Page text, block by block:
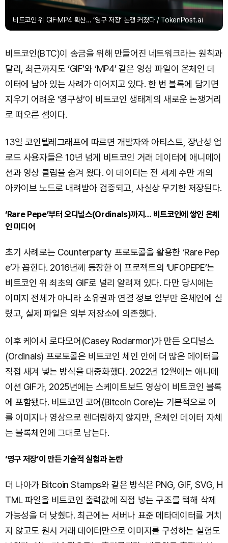
비트코인 위 GIF·MP4 확산… ‘영구 저장’ 논쟁 커졌다 / TokenPost.ai
비트코인(BTC)이 송금을 위해 만들어진 네트워크라는 원칙과
달리, 최근까지도 ‘GIF’와 ‘MP4’ 같은 영상 파일이 온체인 데
이터에 남아 있는 사례가 이어지고 있다. 한 번 블록에 담기면
지우기 어려운 ‘영구성’이 비트코인 생태계의 새로운 논쟁거리
로 떠오른 셈이다.
13일 코인텔레그래프에 따르면 개발자와 아티스트, 장난성 업
로드 사용자들은 10년 넘게 비트코인 거래 데이터에 애니메이
션과 영상 클립을 숨겨 왔다. 이 데이터는 전 세계 수만 개의
아카이브 노드로 내려받아 검증되고, 사실상 무기한 저장된다.
‘Rare Pepe’부터 오디널스(Ordinals)까지… 비트코인에 쌓인 온체
인 미디어
초기 사례로는 Counterparty 프로토콜을 활용한 ‘Rare Pep
e’가 꼽힌다. 2016년께 등장한 이 프로젝트의 ‘UFOPEPE’는
비트코인 위 최초의 GIF로 널리 알려져 있다. 다만 당시에는
이미지 전체가 아니라 소유권과 연결 정보 일부만 온체인에 실
렸고, 실제 파일은 외부 저장소에 의존했다.
이후 케이시 로다모어(Casey Rodarmor)가 만든 오디널스
(Ordinals) 프로토콜은 비트코인 체인 안에 더 많은 데이터를
직접 새겨 넣는 방식을 대중화했다. 2022년 12월에는 애니메
이션 GIF가, 2025년에는 스케이트보드 영상이 비트코인 블록
에 포함됐다. 비트코인 코어(Bitcoin Core)는 기본적으로 이
를 이미지나 영상으로 렌더링하지 않지만, 온체인 데이터 자체
는 블록체인에 그대로 남는다.
‘영구 저장’이 만든 기술적 실험과 논란
더 나아가 Bitcoin Stamps와 같은 방식은 PNG, GIF, SVG, H
TML 파일을 비트코인 출력값에 직접 넣는 구조를 택해 삭제
가능성을 더 낮췄다. 최근에는 서버나 표준 메타데이터를 거치
지 않고도 원시 거래 데이터만으로 이미지를 구성하는 실험도